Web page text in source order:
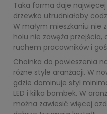
Taka forma daje
drzewko utrudniałoby
W małym mieszkaniu nie
holu nie zawęża przejścia,
ruchem pracowników i
Choinka do powieszenia
różne style aranżacji. W
gdzie dominuje styl
LED i kilka bombek. W
można zawiesić więcej